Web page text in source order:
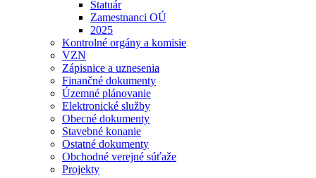
Štatuár
Zamestnanci OÚ
2025
Kontrolné orgány a komisie
VZN
Zápisnice a uznesenia
Finančné dokumenty
Územné plánovanie
Elektronické služby
Obecné dokumenty
Stavebné konanie
Ostatné dokumenty
Obchodné verejné súťaže
Projekty